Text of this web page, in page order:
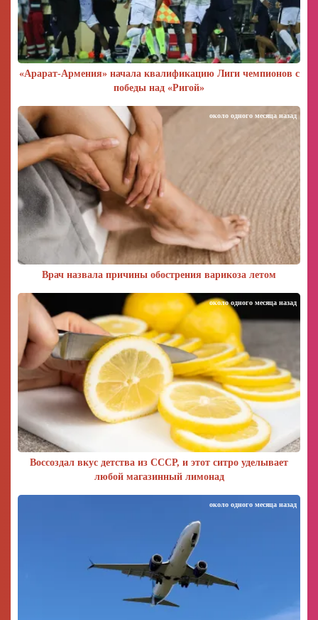
«Арарат‑Армения» начала квалификацию Лиги чемпионов с
победы над «Ригой»
Врач назвала причины обострения варикоза летом
около одного месяца назад
Воссоздал вкус детства из СССР, и этот ситро уделывает
любой магазинный лимонад
около одного месяца назад
около одного месяца назад